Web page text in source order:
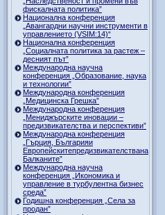
фискалната политика”
Национална конференция
„Авангардни научни инструменти в
управлението (VSIM:14)“
Национална конференция
„Социалната политика за растеж –
десният път”
Международна научна
конференция „Образование, наука
и технологии”
Международна конференция
„Медицинска Грешка”
Международна конференция
„Мениджърските иновации –
предизвикателства и перспективи”
Международна конференция
„Гърция, Българияи
Европейскитепредизвикателствана
Балканите”
Международна научна
конференция „Икономика и
управление в турбулентна бизнес
среда”
Годишна конференция „Селa за
продан”